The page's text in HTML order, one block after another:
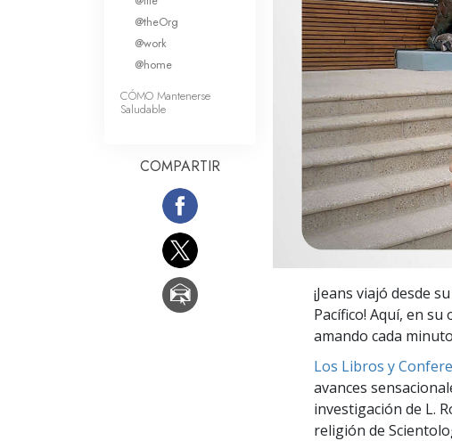
Amor y Odio: ¿Qué es
¡Jeans viajó desde
Pacífico! Aquí, en
amando cada
Los Libros y
avances
investigación de L.
religión de
@theOrg
@work
@home
CÓMO Mantenerse
Saludable
COMPARTIR